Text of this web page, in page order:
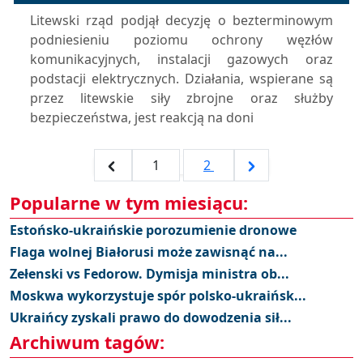
Litewski rząd podjął decyzję o bezterminowym
podniesieniu poziomu ochrony węzłów
komunikacyjnych, instalacji gazowych oraz
podstacji elektrycznych. Działania, wspierane są
przez litewskie siły zbrojne oraz służby
bezpieczeństwa, jest reakcją na doni
1 2
Popularne w tym miesiącu:
Estońsko-ukraińskie porozumienie dronowe
Flaga wolnej Białorusi może zawisnąć na...
Zełenski vs Fedorow. Dymisja ministra ob...
Moskwa wykorzystuje spór polsko-ukraińsk...
Ukraińcy zyskali prawo do dowodzenia sił...
Archiwum tagów: